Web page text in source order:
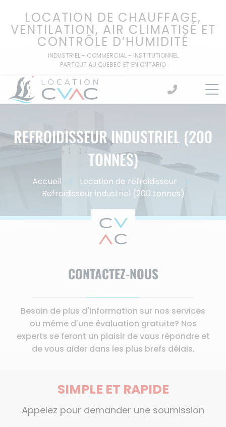
contenu
LOCATION DE CHAUFFAGE,
VENTILATION, AIR CLIMATISÉ ET
CONTRÔLE D’HUMIDITÉ
INDUSTRIEL - COMMERCIAL - INSTITUTIONNEL
PARTOUT AU QUEBEC ET EN ONTARIO
REFROIDISSEUR INDUSTRIEL (200
TONNES)
Accueil
Location de refroidisseur
Refroidisseur industriel (200 tonnes)
CONTACTEZ-NOUS
Besoin de plus d'information sur nos services
ou même d'une évaluation gratuite? Nos
experts se feront un plaisir de vous répondre et
de vous aider dans les plus brefs délais.
SIMPLE ET RAPIDE
Appelez pour demander une soumission